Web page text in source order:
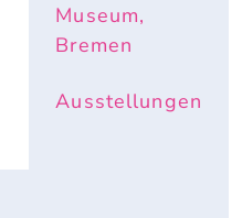
Museum,
Bremen
Ausstellungen